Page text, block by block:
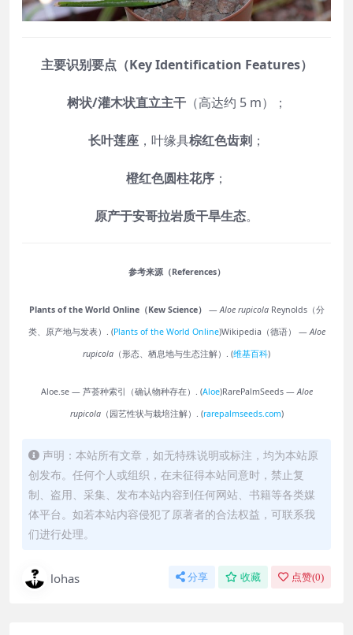
主要识别要点（Key Identification Features）
树状/灌木状直立主干（高达约 5 m）；
长叶莲座 ，叶缘具棕红色齿刺 ；
橙红色圆柱花序 ；
原产于安哥拉岩质干旱生态。
参考来源（References）
Plants of the World Online（Kew Science） —Aloe rupicolaReynolds（分
类、原产地与发表）. (Plants of the World Online)Wikipedia（德语） —Aloe
rupicola （形态、栖息地与生态注解）. (维基百科)
Aloe.se — 芦荟种索引（确认物种存在）. (Aloe)RarePalmSeeds —Aloe
rupicola（园艺性状与栽培注解）. (rarepalmseeds.com)
声明：本站所有文章，如无特殊说明或标注，均为本站原
创发布。任何个人或组织，在未征得本站同意时，禁止复
制、盗用、采集、发布本站内容到任何网站、书籍等各类媒
体平台。如若本站内容侵犯了原著者的合法权益，可联系我
们进行处理。
lohas 分享 收藏 点赞(0)